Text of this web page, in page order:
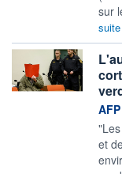
sur
suite
AFP
et